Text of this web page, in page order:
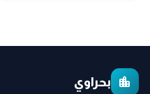
location_city بحراوي